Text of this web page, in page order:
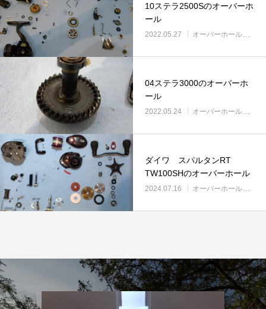
10ステラ2500Sのオーバーホ
ール
2022.05.27 オーバーホール実例
04ステラ3000のオーバーホ
ール
2022.05.24 オーバーホール実例
ダイワ スパルタンRT
TW100SHのオーバーホール
2024.07.16 オーバーホール実例